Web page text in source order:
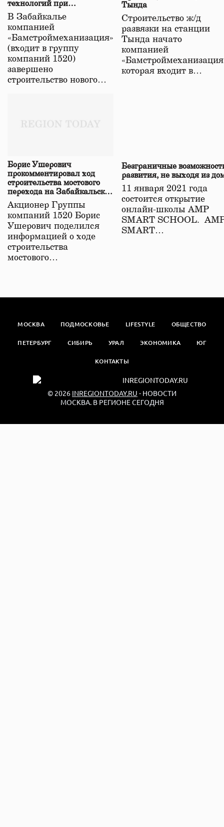
технологий при
строительстве нового моста
в Забайкалье
В Забайкалье
компанией
«Бамстроймеханизация»
(входит в группу
компаний 1520)
завершено
строительство нового…
Тында
Строительство ж/д
развязки на станции
Тында начато
компанией
которая входит в…
Борис Ушерович
прокомментировал ход
строительства мостового
перехода на Забайкальской
железной дороге
Акционер Группы
компаний 1520 Борис
Ушерович поделился
информацией о ходе
строительства
мостового…
Безграничные
развития, не выходя из
11 января 2021 года
состоится открытие
онлайн-школы АМР
SMART SCHOOL.
SMART…
МОСКВА ПОДМОСКОВЬЕ LIFESTYLE ОБЩЕСТВО
ПЕТЕРБУРГ СИБИРЬ УРАЛ ЭКОНОМИКА ЮГ
КОНТАКТЫ
© 2026 INREGIONTODAY.RU - НОВОСТИ
МОСКВА. В РЕГИОНЕ СЕГОДНЯ